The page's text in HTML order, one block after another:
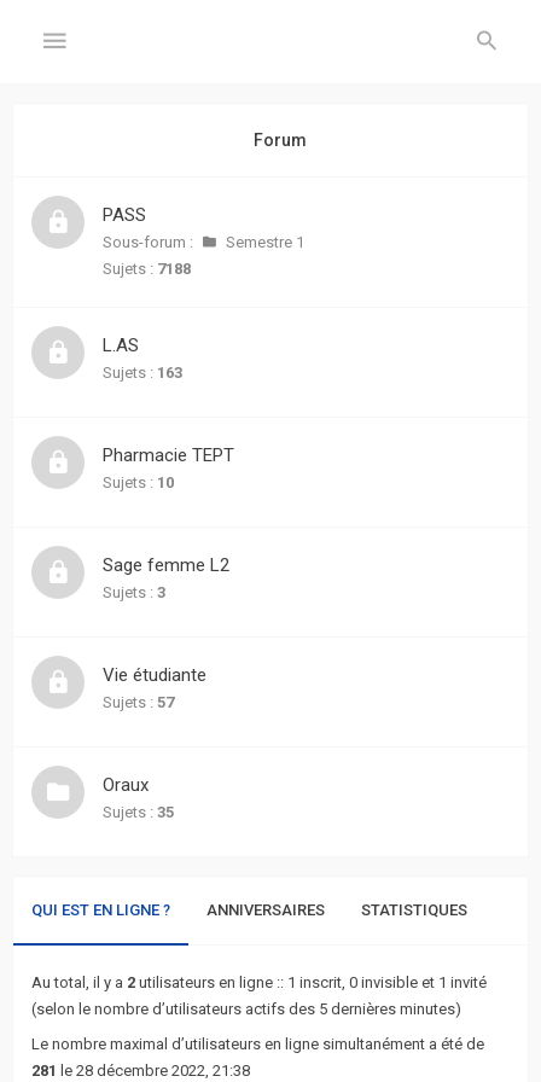
Inscription
FORUM
sans
réponse
actifs
Recherche
avancée
L’équipe
Forum
PASS
Sous-forum :
Semestre 1
Sujets : 7188
L.AS
Sujets : 163
Pharmacie TEPT
Sujets : 10
Sage femme L2
Sujets : 3
Vie étudiante
Sujets : 57
Oraux
Sujets : 35
QUI EST EN LIGNE ? ANNIVERSAIRES STATISTIQUES
Au total, il y a 2 utilisateurs en ligne :: 1 inscrit, 0 invisible et 1 invité
(selon le nombre d’utilisateurs actifs des 5 dernières minutes)
Le nombre maximal d’utilisateurs en ligne simultanément a été de
281 le 28 décembre 2022, 21:38